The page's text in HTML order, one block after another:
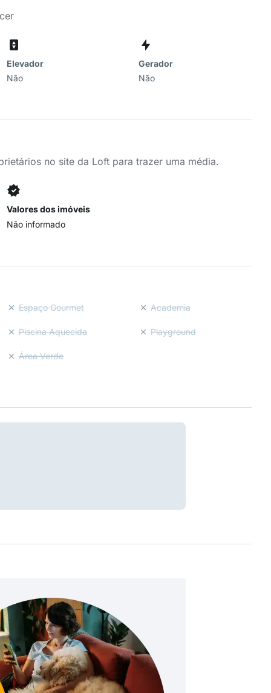
Elevador
Não
Gerador
Não
no site da Loft para trazer uma média.
Valores dos imóveis
Não informado
Espaço Gourmet Academia
Piscina Aquecida Playground
Área Verde